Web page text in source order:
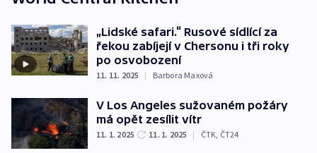
„Lidské safari.“ Rusové sídlící za
řekou zabíjejí v Chersonu i tři roky
po osvobození
11. 11. 2025 | Barbora Maxová
V Los Angeles sužovaném požáry
má opět zesílit vítr
11. 1. 2025 11. 1. 2025 | ČTK, ČT24